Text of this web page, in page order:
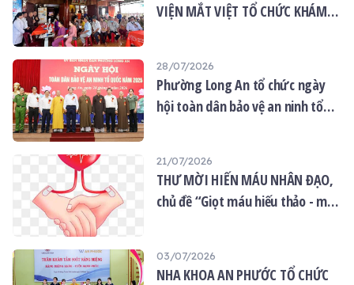
VIỆN MẮT VIỆT TỔ CHỨC KHÁM
28/07/2026
Phường Long An tổ chức ngày
hội toàn dân bảo vệ an ninh tổ
21/07/2026
THƯ MỜI HIẾN MÁU NHÂN ĐẠO,
chủ đề “Giọt máu hiếu thảo - mùa
03/07/2026
NHA KHOA AN PHƯỚC TỔ CHỨC